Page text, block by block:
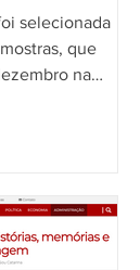
selecionada
que
na